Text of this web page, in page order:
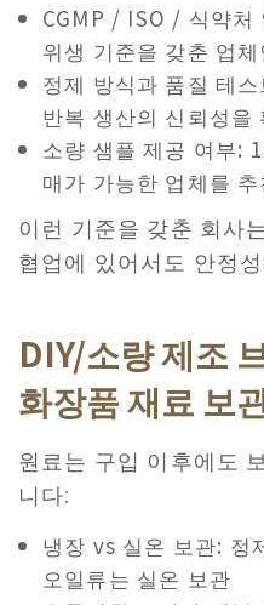
CGMP / ISO / 식약처
위생 기준을 갖춘 업
정제 방식과 품질 테
반복 생산의 신뢰성을
소량 샘플 제공 여부:
매가 가능한 업체를
이런 기준을 갖춘 회사
협업에 있어서도 안정
DIY/소량 제조
화장품 재료 보
원료는 구입 이후에도
니다:​
냉장 vs 실온 보관: 정
오일류는 실온 보관